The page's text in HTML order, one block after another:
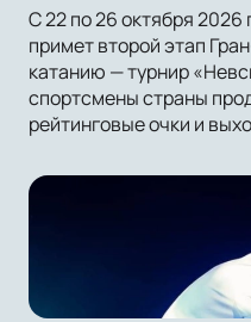
С 22 по 26 октября
примет второй этап
катанию — турнир
спортсмены страны
рейтинговые очки и